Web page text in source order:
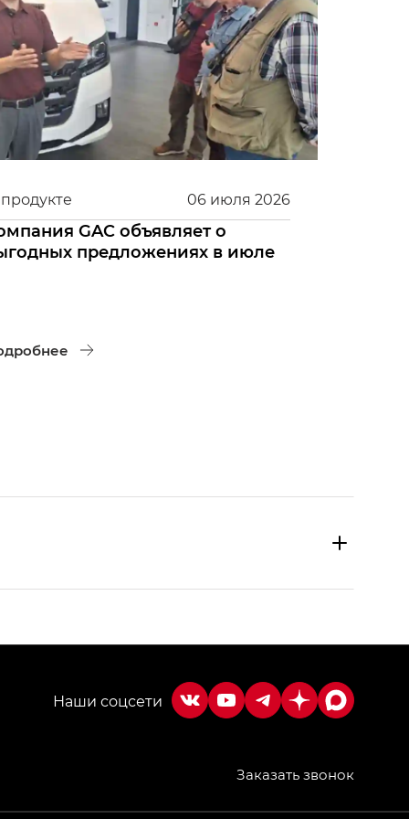
06 июля 2026
GAC объявляет о
предложениях в июле
Заказать звонок